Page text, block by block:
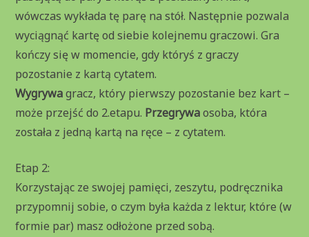
wówczas wykłada tę parę na stół. Następnie pozwala
wyciągnąć kartę od siebie kolejnemu graczowi. Gra
kończy się w momencie, gdy któryś z graczy
pozostanie z kartą cytatem.
Wygrywagracz, który pierwszy pozostanie bez kart –
może przejść do 2.etapu. Przegrywaosoba, która
została z jedną kartą na ręce – z cytatem.
Etap 2:
Korzystając ze swojej pamięci, zeszytu, podręcznika
przypomnij sobie, o czym była każda z lektur, które (w
formie par) masz odłożone przed sobą.